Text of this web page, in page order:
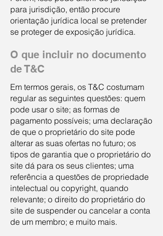
para jurisdição, então procure
orientação jurídica local se pretender
se proteger de exposição jurídica.
O que incluir no documento
de T&C
Em termos gerais, os T&C costumam
regular as seguintes questões: quem
pode usar o site; as formas de
pagamento possíveis; uma declaração
de que o proprietário do site pode
alterar as suas ofertas no futuro; os
tipos de garantia que o proprietário do
site dá para os seus clientes; uma
referência a questões de propriedade
intelectual ou copyright, quando
relevante; o direito do proprietário do
site de suspender ou cancelar a conta
de um membro; e muito mais.